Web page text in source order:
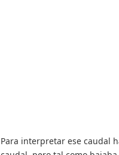
Para interpretar ese caudal